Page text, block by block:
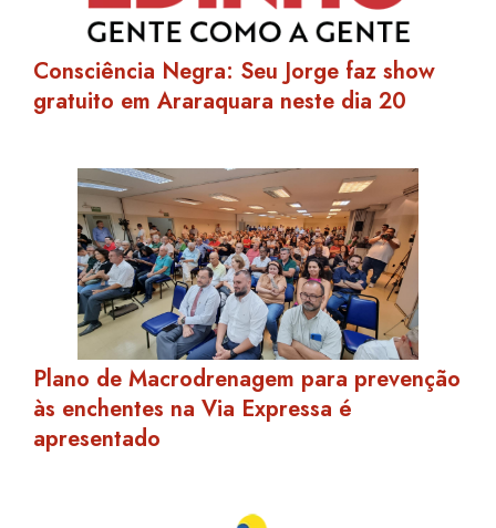
Consciência Negra: Seu Jorge faz show
gratuito em Araraquara neste dia 20
Plano de Macrodrenagem para prevenção
às enchentes na Via Expressa é
apresentado